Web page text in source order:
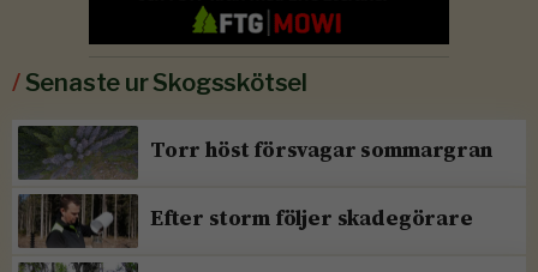
/Senaste ur Skogsskötsel
Torr höst försvagar sommargran
Efter storm följer skadegörare